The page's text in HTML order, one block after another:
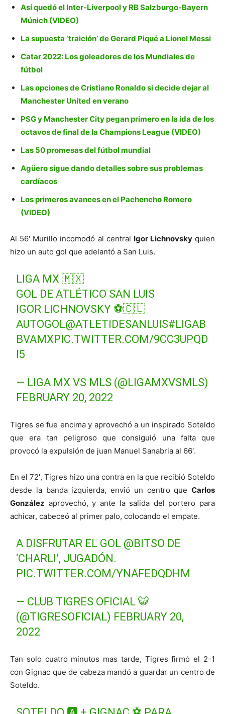
Así quedó el Inter-Liverpool y RB Salzburgo-Bayern
Múnich (VIDEO)
La supuesta ‘traición’ de Gerard Piqué a Lionel Messi
Catar 2022: Los goleadores de los Mundiales de
fútbol
Las opciones de Cristiano Ronaldo si decide dejar al
Manchester United en verano
PSG y Manchester City pegan primero en la ida de los
octavos de final de la Champions League (VIDEO)
Las 50 promesas del fútbol mundial
Agüero sigue dando detalles sobre sus problemas
cardíacos
Los primeros avances en el Pachencho Romero
(VIDEO)
Al 56′ Murillo incomodó al central Igor Lichnovskyquien
hizo un auto gol que adelantó a San Luis.
LIGA MX 🇲🇽
GOL DE ATLÉTICO SAN LUIS
IGOR LICHNOVSKY ⚽🇨🇱
AUTOGOL@ATLETIDESANLUIS#LIGAB
BVAMXPIC.TWITTER.COM/9CC3UPQD
I5
— LIGA MX VS MLS (@LIGAMXVSMLS)
FEBRUARY 20, 2022
Tigres se fue encima y aprovechó a un inspirado Soteldo
que era tan peligroso que consiguió una falta que
provocó la expulsión de juan Manuel Sanabria al 66′.
En el 72′, Tigres hizo una contra en la que recibió Soteldo
desde la banda izquierda, envió un centro que Carlos
González aprovechó, y ante la salida del portero para
achicar, cabeceó al primer palo, colocando el empate.
A DISFRUTAR EL GOL @BITSO DE
‘CHARLI’, JUGADÓN.
PIC.TWITTER.COM/YNAFEDQDHM
— CLUB TIGRES OFICIAL 🐯
(@TIGRESOFICIAL) FEBRUARY 20,
2022
Tan solo cuatro minutos mas tarde, Tigres firmó el 2-1
con Gignac que de cabeza mandó a guardar un centro de
Soteldo.